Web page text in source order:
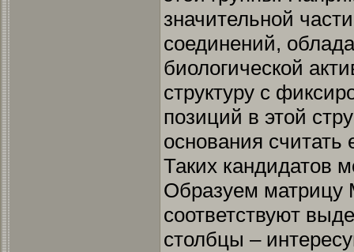
значительной
соединений,
биологической
структуру с
позиций в этой
основания
Таких кандидатов
Образуем матрицу
соответствуют
столбцы –